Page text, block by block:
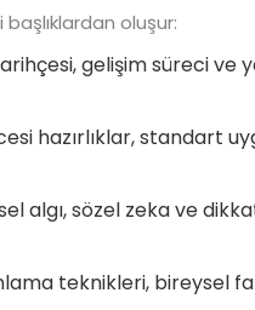
başlıklardan oluşur:
gelişim süreci ve
hazırlıklar, standart
algı, sözel zeka ve
teknikleri, bireysel